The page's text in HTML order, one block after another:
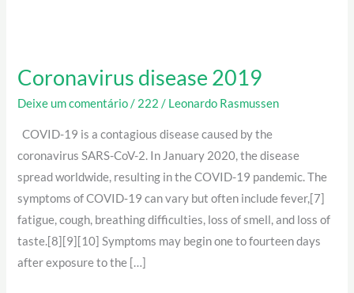
Coronavirus disease 2019
Deixe um comentário /222 / Leonardo Rasmussen
COVID-19 is a contagious disease caused by the
coronavirus SARS-CoV-2. In January 2020, the disease
spread worldwide, resulting in the COVID-19 pandemic. The
symptoms of COVID‑19 can vary but often include fever,[7]
fatigue, cough, breathing difficulties, loss of smell, and loss of
taste.[8][9][10] Symptoms may begin one to fourteen days
after exposure to the […]
Coronavirus